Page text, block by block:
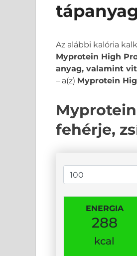
Az alábbi kalória
Myprotein High
anyag, valamint
– a(z) Myprotein
fehérje,
ENERGIA
288
kcal